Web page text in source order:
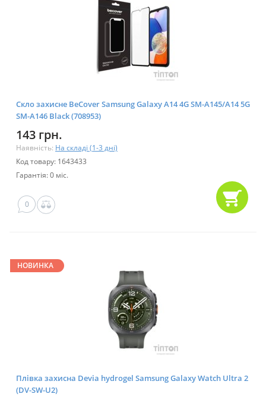
Скло захисне BeCover Samsung Galaxy A14 4G SM-A145/A14 5G
SM-A146 Black (708953)
143 грн.
Наявність: На складі (1-3 дні)
Код товару: 1643433
Гарантія: 0 міс.
0
НОВИНКА
Плівка захисна Devia hydrogel Samsung Galaxy Watch Ultra 2
(DV-SW-U2)